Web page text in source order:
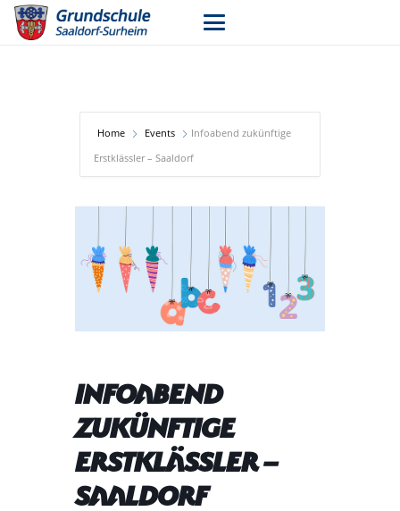
Home Events
Infoabend zukünftige
Erstklässler – Saaldorf
Infoabend
zukünftige
Erstklässler –
Saaldorf